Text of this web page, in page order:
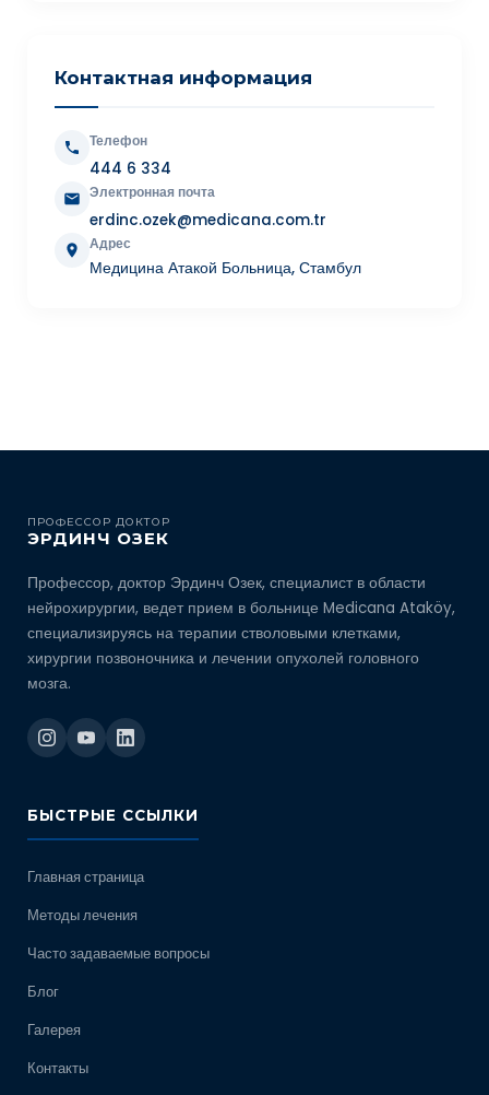
Контактная информация
Телефон
444 6 334
Электронная почта
erdinc.ozek@medicana.com.tr
Адрес
Медицина Атакой Больница, Стамбул
ПРОФЕССОР ДОКТОР
ЭРДИНЧ ОЗЕК
Профессор, доктор Эрдинч Озек, специалист в области
нейрохирургии, ведет прием в больнице Medicana Ataköy,
специализируясь на терапии стволовыми клетками,
хирургии позвоночника и лечении опухолей головного
мозга.
БЫСТРЫЕ ССЫЛКИ
Главная страница
Методы лечения
Часто задаваемые вопросы
Блог
Галерея
Контакты